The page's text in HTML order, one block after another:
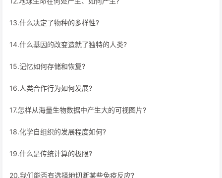
13.什么决定了物种的多样性?
14.什么基因的改变造就了独特的人类?
15.记忆如何存储和恢复?
16.人类合作行为如何发展?
17.怎样从海量生物数据中产生大的可视图片?
18.化学自组织的发展程度如何?
19.什么是传统计算的极限?
20.我们能否有选择地切断某些免疫反应?